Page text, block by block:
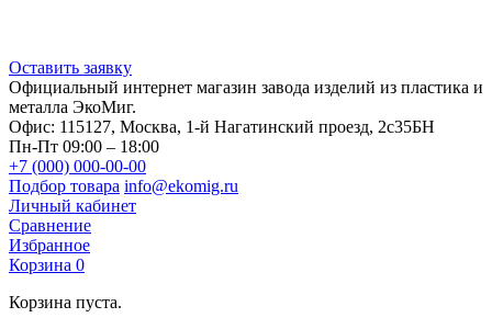
Оставить заявку
Официальный интернет магазин завода изделий из пластика и
металла ЭкоМиг.
Офис: 115127, Москва, 1-й Нагатинский проезд, 2с35БН
Пн-Пт 09:00 – 18:00
+7 (000) 000-00-00
Подбор товара info@ekomig.ru
Личный кабинет
Сравнение
Избранное
Корзина 0
Корзина пуста.